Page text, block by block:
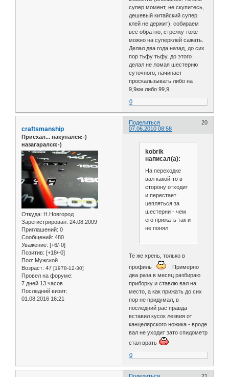
супер момент, не скупитесь,
дешевый китайский супер
клей не держит), собираем
всё обратно, стрелку тоже
можно на суперклей сажать.
Делал два года назад, до сих
пор тьфу тьфу, до этого
делал не ломая шестерню
суточного, начинает
проскальзывать либо на
9,9км либо 99,9
0
Поделиться
20
07.06.2010 08:58
craftsmanship
Приехал... накупался:-)
назагарался:-)
Откуда: Н.Новгород
Зарегистрирован: 24.08.2009
Приглашений: 0
Сообщений: 480
Уважение: [+6/-0]
Позитив: [+18/-0]
Пол: Мужской
Возраст: 47 [1978-12-30]
Провел на форуме:
7 дней 13 часов
Последний визит:
01.08.2016 16:21
kobrik
написал(а):
На переходке
вал какой-то в
сторону отходит
и перестает
цепляться за
шестерни - чем
его прижать так и
не понял
Те же хрень, только в
профиль
Примерно
два раза в месяц разбираю
приборку и ставлю вал на
место, а как прижать до сих
пор не придумал, в
последний рас правда
вставил кусок лезвия от
канцелярского ножика - вроде
вал не уходит зато спидометр
стал врать
0